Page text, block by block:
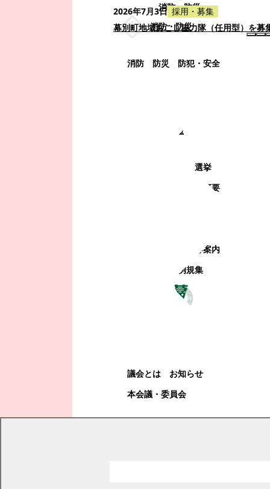
消防・防災
消防・防災
消防 防災 防犯・安全
町政情報
選挙
町の概要
観光地・公共施設等案内
電子掲示場・例規集
議会とは
お知らせ
本会議・委員会
2026年7月3日 採用・募集
幕別町地域おこし協力隊（任用型）を募